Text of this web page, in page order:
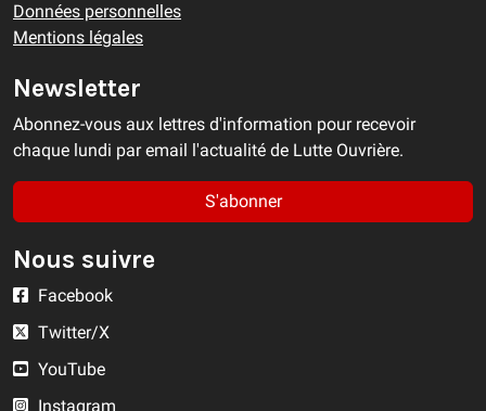
Données personnelles
Mentions légales
Newsletter
Abonnez-vous aux lettres d'information pour recevoir
chaque lundi par email l'actualité de Lutte Ouvrière.
S'abonner
Nous suivre
Facebook
Twitter/X
YouTube
Instagram